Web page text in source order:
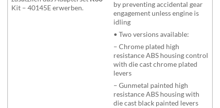
Kit – 40145E erwerben.
by preventing accidental gear
engagement unless engine is
idling
• Two versions available:
– Chrome plated high
resistance ABS housing control
with die cast chrome plated
levers
– Gunmetal painted high
resistance ABS housing with
die cast black painted levers